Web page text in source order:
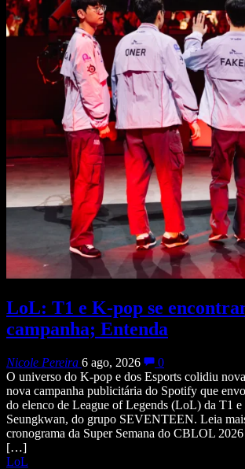
LoL: T1 e K-pop se
campanha; Entenda
Nicole Pereira 6 ago, 2026
0
O universo do K-pop e dos Esports colidiu
nova campanha publicitária do Spotify que
do elenco de League of Legends (LoL) da T1
Seungkwan, do grupo SEVENTEEN. Leia
cronograma da Super Semana do CBLOL
[…]
LoL